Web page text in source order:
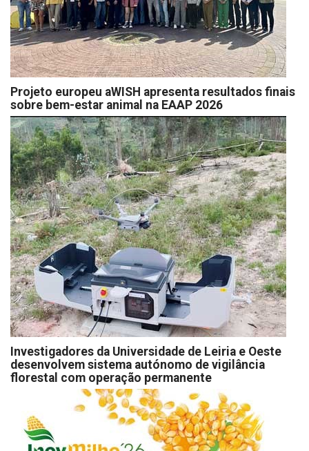
Projeto europeu aWISH apresenta resultados finais
sobre bem-estar animal na EAAP 2026
Investigadores da Universidade de Leiria e Oeste
desenvolvem sistema autónomo de vigilância
florestal com operação permanente